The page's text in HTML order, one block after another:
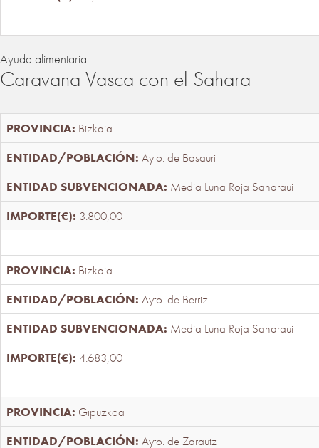
Ayuda alimentaria
Caravana Vasca con el Sahara
Bizkaia
Ayto. de Basauri
Media Luna Roja Saharaui
3.800,00
Bizkaia
Ayto. de Berriz
Media Luna Roja Saharaui
4.683,00
Gipuzkoa
Ayto. de Zarautz